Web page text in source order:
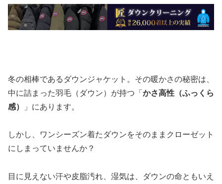
冬の相棒であるダウンジャケット。その暖かさの秘密は、
中に詰まった羽毛（ダウン）が持つ「 かさ高性（ふっくら
感）
」にあります。
しかし、ワンシーズン着たダウンをそのままクローゼット
にしまっていませんか？
目に見えない汗や皮脂汚れ、湿気は、ダウンの命ともいえ